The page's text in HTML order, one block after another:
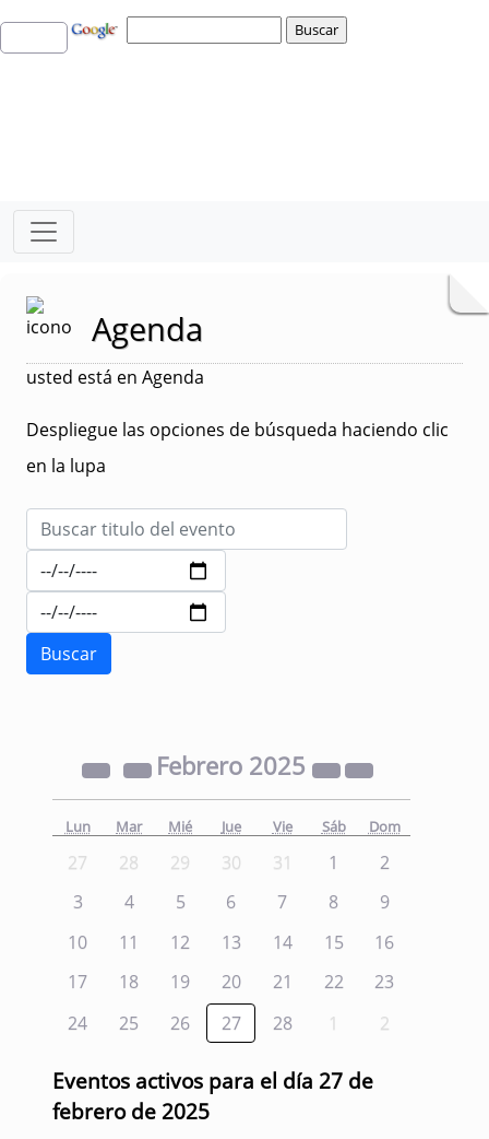
Agenda
usted está en Agenda
Despliegue las opciones de búsqueda haciendo clic
en la lupa
Febrero 2025
Lun Mar Mié Jue Vie Sáb Dom
27 28 29 30 31 1
2
3
4 5 6 7 8
9
10
11 12 13 14 15
16
17
18 19 20 21 22
23
24
25 26 27 28 1 2
Eventos activos para el día 27 de
febrero de 2025